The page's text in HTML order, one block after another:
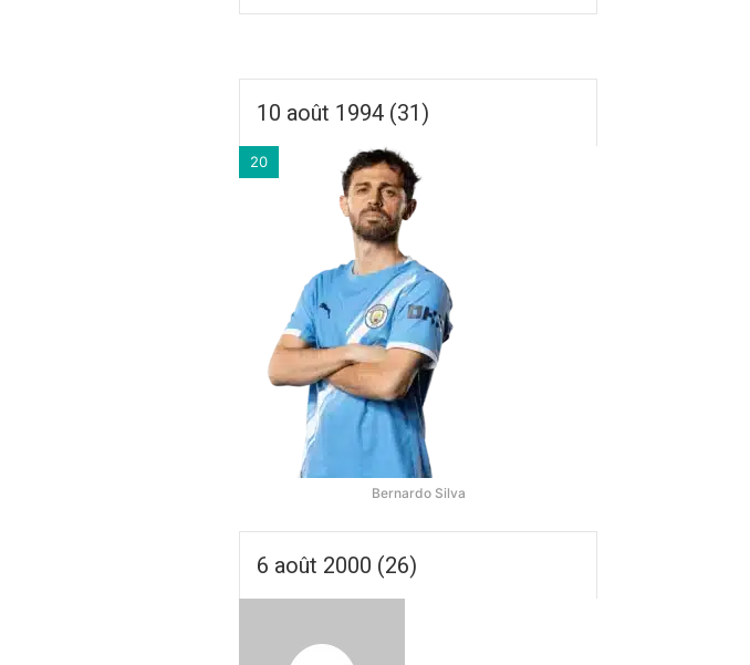
10 août 1994 (31)
20
Bernardo Silva
6 août 2000 (26)